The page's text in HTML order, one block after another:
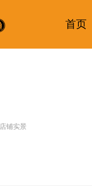
首页
店铺实景